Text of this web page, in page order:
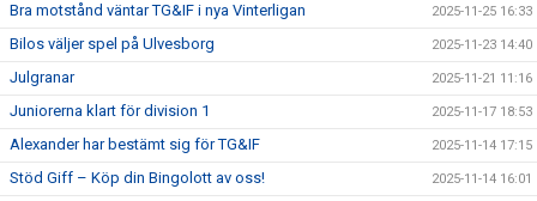
Bra motstånd väntar TG&IF i nya Vinterligan 2025-11-25 16:33
Bilos väljer spel på Ulvesborg 2025-11-23 14:40
Julgranar 2025-11-21 11:16
Juniorerna klart för division 1 2025-11-17 18:53
Alexander har bestämt sig för TG&IF 2025-11-14 17:15
Stöd Giff – Köp din Bingolott av oss! 2025-11-14 16:01